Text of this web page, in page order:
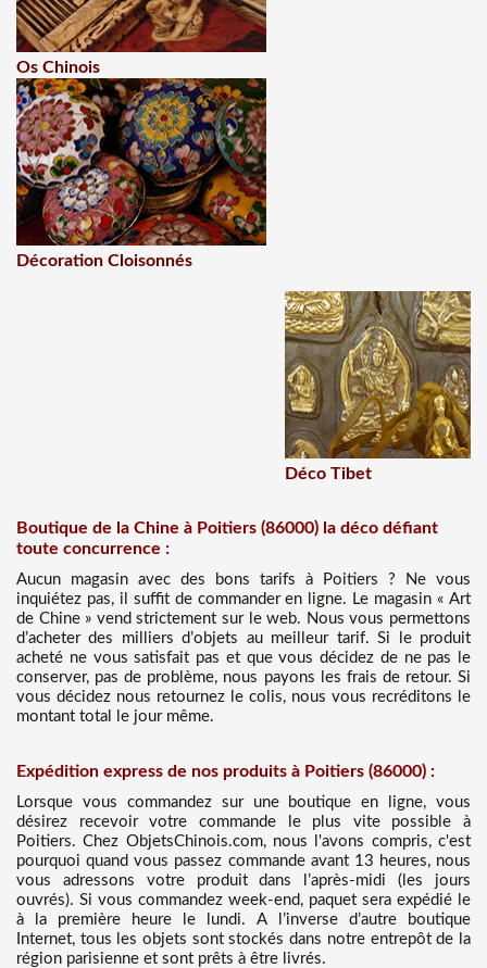
Os Chinois
Décoration Cloisonnés
Déco Tibet
Boutique de la Chine à Poitiers (86000) la déco défiant
toute concurrence :
Aucun magasin avec des bons tarifs à Poitiers ? Ne vous
inquiétez pas, il suffit de commander en ligne. Le magasin « Art
de Chine » vend strictement sur le web. Nous vous permettons
d’acheter des milliers d’objets au meilleur tarif. Si le produit
acheté ne vous satisfait pas et que vous décidez de ne pas le
conserver, pas de problème, nous payons les frais de retour. Si
vous décidez nous retournez le colis, nous vous recréditons le
montant total le jour même.
Expédition express de nos produits à Poitiers (86000) :
Lorsque vous commandez sur une boutique en ligne, vous
désirez recevoir votre commande le plus vite possible à
Poitiers. Chez ObjetsChinois.com, nous l'avons compris, c'est
pourquoi quand vous passez commande avant 13 heures, nous
vous adressons votre produit dans l’après-midi (les jours
ouvrés). Si vous commandez week-end, paquet sera expédié le
à la première heure le lundi. A l’inverse d’autre boutique
Internet, tous les objets sont stockés dans notre entrepôt de la
région parisienne et sont prêts à être livrés.